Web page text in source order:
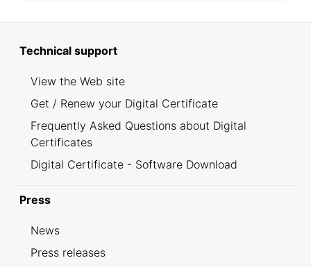
Technical support
View the Web site
Get / Renew your Digital Certificate
Frequently Asked Questions about Digital
Certificates
Digital Certificate - Software Download
Press
News
Press releases